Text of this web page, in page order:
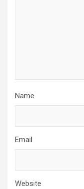
Name
Email
Website